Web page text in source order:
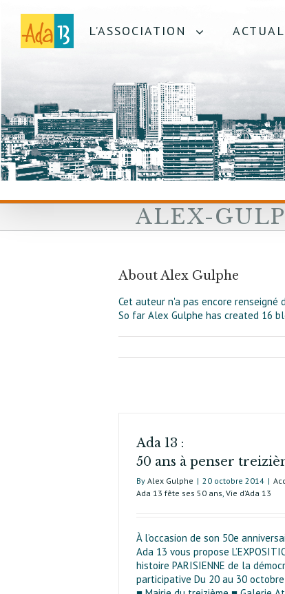
L’ASSOCIATION
ALEX-
AboutAlex Gulphe
Cet auteur n'a pas encore renseigné
So far Alex Gulphe has created 16
Ada 13 :
50 ans à penser
By Alex Gulphe | 20 octobre 2014 |
Ada 13 fête ses 50 ans Vie d’Ada 13
À l’occasion de son 50e
Ada 13 vous propose
histoire PARISIENNE de la
participative Du 20 au 30